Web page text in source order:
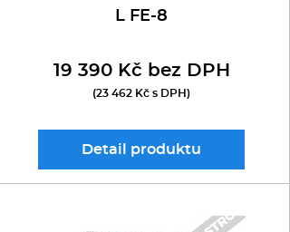
L FE-8
19 390 Kč bez DPH
(23 462 Kč s DPH)
Detail produktu